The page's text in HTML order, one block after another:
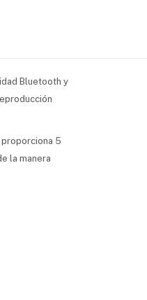
Bluetooth y
proporciona 5
la manera